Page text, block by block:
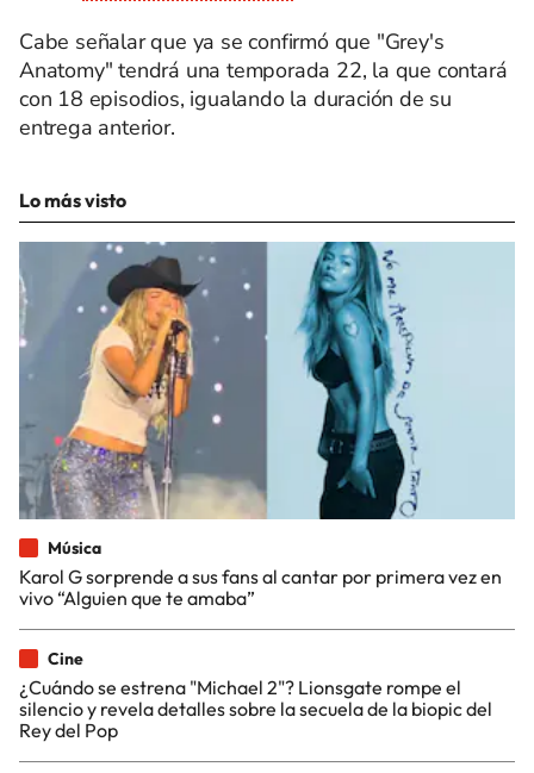
Cabe señalar que ya se confirmó que "Grey's
Anatomy" tendrá una temporada 22, la que contará
con 18 episodios, igualando la duración de su
entrega anterior.
Lo más visto
Música
Karol G sorprende a sus fans al cantar por primera vez en
vivo “Alguien que te amaba”
Cine
¿Cuándo se estrena "Michael 2"? Lionsgate rompe el
silencio y revela detalles sobre la secuela de la biopic del
Rey del Pop